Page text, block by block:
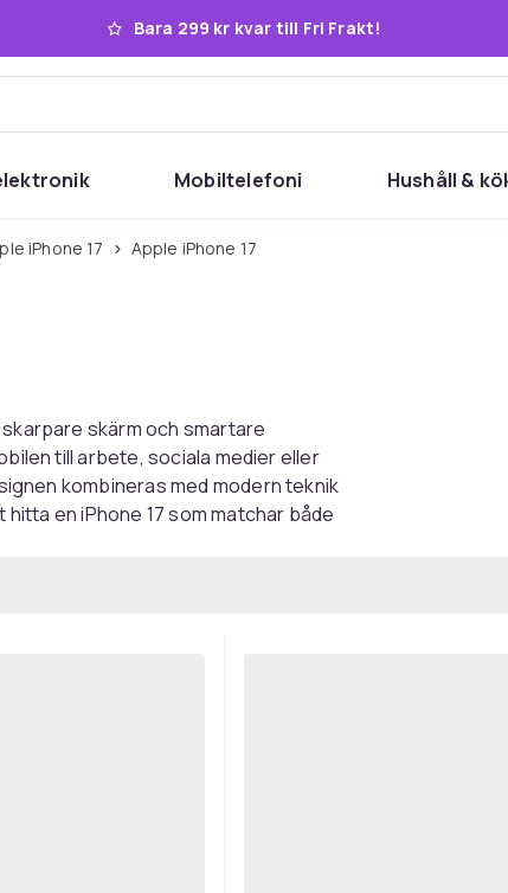
Bara 299 kr kvar till Fri Frakt!
Mobiltelefoni Hushåll &
iPhone 17 Apple iPhone 17
skärm och smartare
till arbete, sociala medier eller
kombineras med modern teknik
en iPhone 17 som matchar både